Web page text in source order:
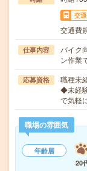
交
交通費
仕事内容
バイク
ン作業
応募資格
職種未
◆未経
で気軽
職場の雰囲気
年齢層
20